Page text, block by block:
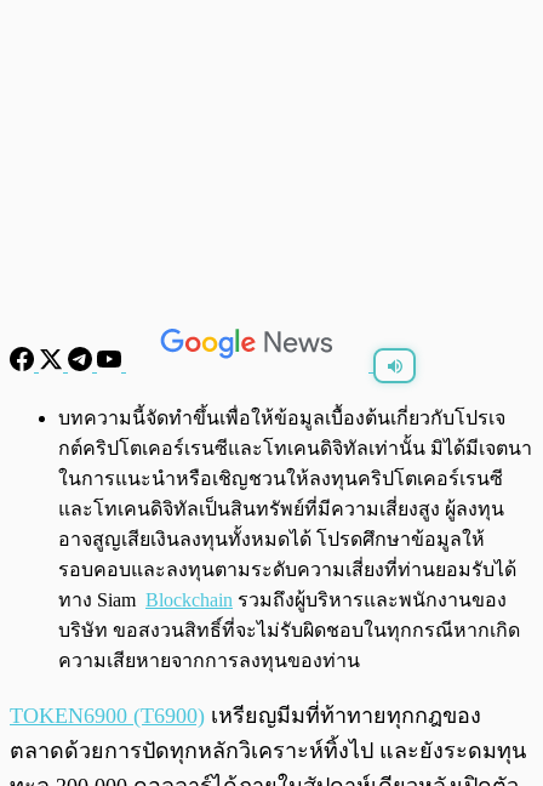
พร้อมเล่น 0:00/0:00
บทความนี้จัดทำขึ้นเพื่อให้ข้อมูลเบื้องต้นเกี่ยวกับโปรเจ
กต์คริปโตเคอร์เรนซีและโทเคนดิจิทัลเท่านั้น มิได้มีเจตนา
ในการแนะนำหรือเชิญชวนให้ลงทุนคริปโตเคอร์เรนซี
และโทเคนดิจิทัลเป็นสินทรัพย์ที่มีความเสี่ยงสูง ผู้ลงทุน
อาจสูญเสียเงินลงทุนทั้งหมดได้ โปรดศึกษาข้อมูลให้
รอบคอบและลงทุนตามระดับความเสี่ยงที่ท่านยอมรับได้
ทาง Siam Blockchain รวมถึงผู้บริหารและพนักงานของ
บริษัท ขอสงวนสิทธิ์ที่จะไม่รับผิดชอบในทุกกรณีหากเกิด
ความเสียหายจากการลงทุนของท่าน
TOKEN6900 (T6900) เหรียญมีมที่ท้าทายทุกกฎของ
ตลาดด้วยการปัดทุกหลักวิเคราะห์ทิ้งไป และยังระดมทุน